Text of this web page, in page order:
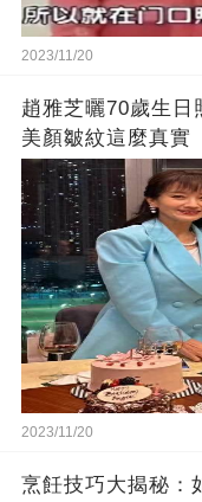
2023/11/20
趙雅芝曬70歲生日
美顏皺紋這麼真實
2023/11/20
烹飪技巧大揭秘：